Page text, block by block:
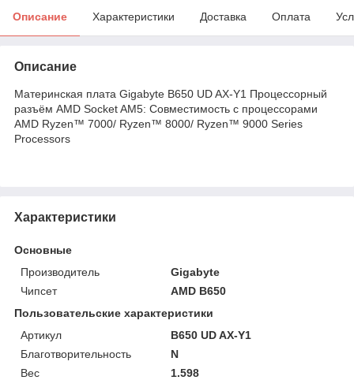
Описание Характеристики Доставка Оплата
Описание
Материнская плата Gigabyte B650 UD AX-Y1 Процессорный
разъём AMD Socket AM5: Совместимость с процессорами
AMD Ryzen™ 7000/ Ryzen™ 8000/ Ryzen™ 9000 Series
Processors
Характеристики
Основные
Производитель
Gigabyte
Чипсет
AMD B650
Пользовательские характеристики
Артикул
B650 UD AX-Y1
Благотворительность
N
Вес
1.598